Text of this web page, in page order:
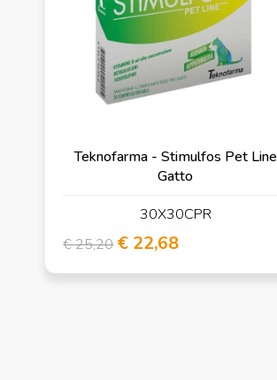
Teknofarma - Stimulfos Pet Line
Gatto
30X30CPR
€ 25,20 € 22,68